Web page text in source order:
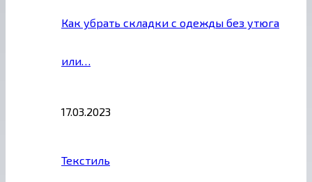
Как убрать складки с одежды без утюга
или…
17.03.2023
Текстиль